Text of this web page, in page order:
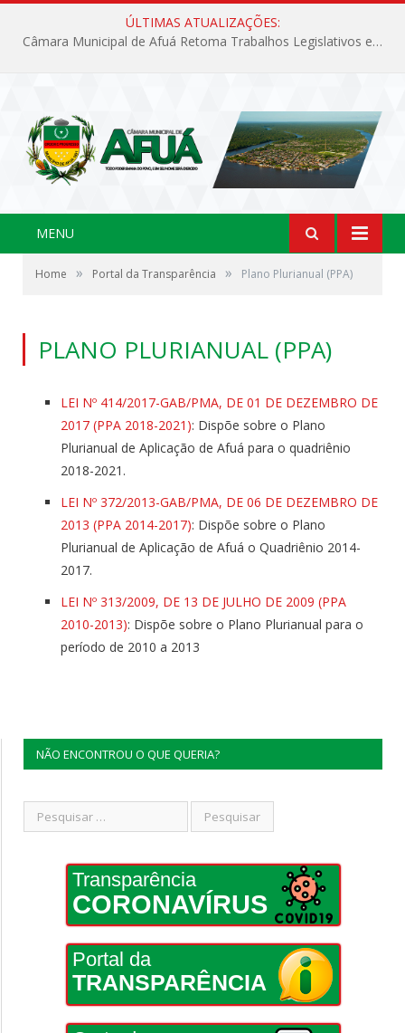
ÚLTIMAS ATUALIZAÇÕES:
Câmara Municipal de Afuá Retoma Trabalhos Legislativos em Sessão Ordinária
MENU
Home » Portal da Transparência » Plano Plurianual (PPA)
PLANO PLURIANUAL (PPA)
LEI Nº 414/2017-GAB/PMA, DE 01 DE DEZEMBRO DE
2017 (PPA 2018-2021): Dispõe sobre o Plano
Plurianual de Aplicação de Afuá para o quadriênio
2018-2021.
LEI Nº 372/2013-GAB/PMA, DE 06 DE DEZEMBRO DE
2013 (PPA 2014-2017): Dispõe sobre o Plano
Plurianual de Aplicação de Afuá o Quadriênio 2014-
2017.
LEI Nº 313/2009, DE 13 DE JULHO DE 2009 (PPA
2010-2013): Dispõe sobre o Plano Plurianual para o
período de 2010 a 2013
NÃO ENCONTROU O QUE QUERIA?
Transparência
CORONAVÍRUS
Portal da
TRANSPARÊNCIA